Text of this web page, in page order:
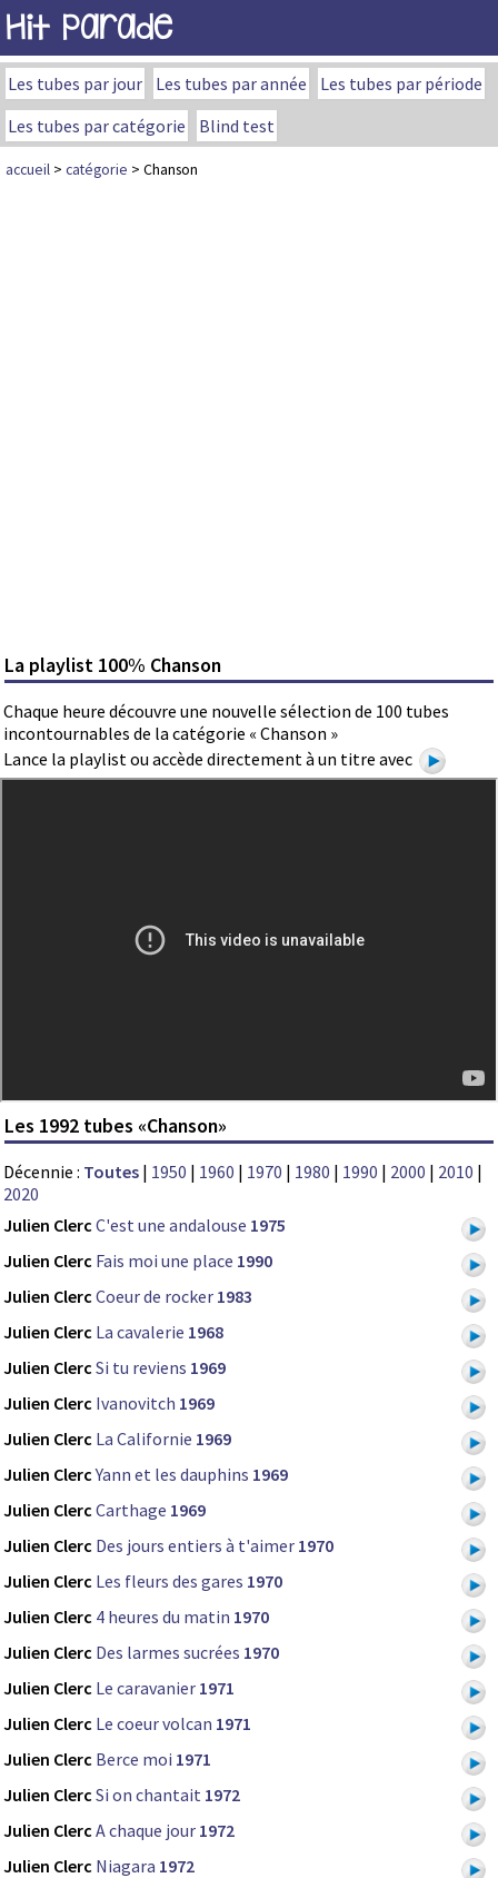
Hit Parade
Les tubes par jour Les tubes par année
Les tubes par période
Les tubes par catégorie
Blind test
accueil > catégorie > Chanson
La playlist 100% Chanson
Chaque heure découvre une nouvelle sélection de 100 tubes
incontournables de la catégorie « Chanson »
Lance la playlist ou accède directement à un titre avec
Les 1992 tubes «Chanson»
Décennie : Toutes | 1950 | 1960 | 1970 | 1980 | 1990 | 2000 | 2010 |
2020
Julien Clerc C'est une andalouse 1975
Julien Clerc Fais moi une place 1990
Julien Clerc Coeur de rocker 1983
Julien Clerc La cavalerie 1968
Julien Clerc Si tu reviens 1969
Julien Clerc Ivanovitch 1969
Julien Clerc La Californie 1969
Julien Clerc Yann et les dauphins 1969
Julien Clerc Carthage 1969
Julien Clerc Des jours entiers à t'aimer 1970
Julien Clerc Les fleurs des gares 1970
Julien Clerc 4 heures du matin 1970
Julien Clerc Des larmes sucrées 1970
Julien Clerc Le caravanier 1971
Julien Clerc Le coeur volcan 1971
Julien Clerc Berce moi 1971
Julien Clerc Si on chantait 1972
Julien Clerc A chaque jour 1972
Julien Clerc Niagara 1972